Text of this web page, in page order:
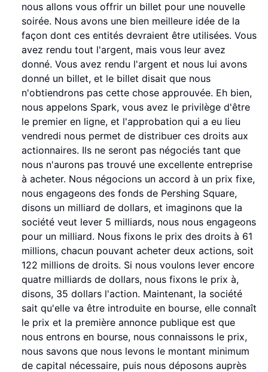
nous allons vous offrir un billet pour une nouvelle
soirée. Nous avons une bien meilleure idée de la
façon dont ces entités devraient être utilisées. Vous
avez rendu tout l'argent, mais vous leur avez
donné. Vous avez rendu l'argent et nous lui avons
donné un billet, et le billet disait que nous
n'obtiendrons pas cette chose approuvée. Eh bien,
nous appelons Spark, vous avez le privilège d'être
le premier en ligne, et l'approbation qui a eu lieu
vendredi nous permet de distribuer ces droits aux
actionnaires. Ils ne seront pas négociés tant que
nous n'aurons pas trouvé une excellente entreprise
à acheter. Nous négocions un accord à un prix fixe,
nous engageons des fonds de Pershing Square,
disons un milliard de dollars, et imaginons que la
société veut lever 5 milliards, nous nous engageons
pour un milliard. Nous fixons le prix des droits à 61
millions, chacun pouvant acheter deux actions, soit
122 millions de droits. Si nous voulons lever encore
quatre milliards de dollars, nous fixons le prix à,
disons, 35 dollars l'action. Maintenant, la société
sait qu'elle va être introduite en bourse, elle connaît
le prix et la première annonce publique est que
nous entrons en bourse, nous connaissons le prix,
nous savons que nous levons le montant minimum
de capital nécessaire, puis nous déposons auprès